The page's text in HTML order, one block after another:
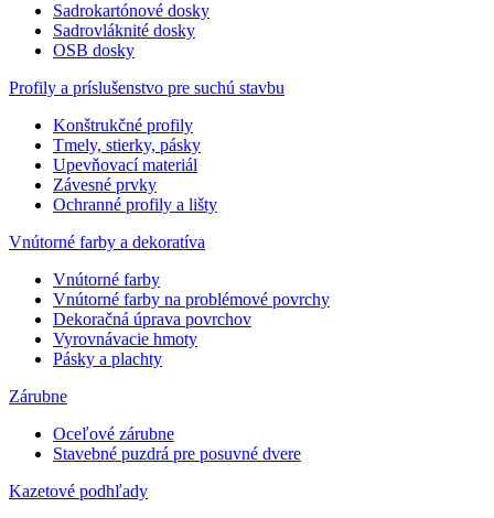
Sadrokartónové dosky
Sadrovláknité dosky
OSB dosky
Profily a príslušenstvo pre suchú stavbu
Konštrukčné profily
Tmely, stierky, pásky
Upevňovací materiál
Závesné prvky
Ochranné profily a lišty
Vnútorné farby a dekoratíva
Vnútorné farby
Vnútorné farby na problémové povrchy
Dekoračná úprava povrchov
Vyrovnávacie hmoty
Pásky a plachty
Zárubne
Oceľové zárubne
Stavebné puzdrá pre posuvné dvere
Kazetové podhľady